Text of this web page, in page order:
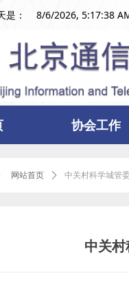
8/6/2026, 5:17:39
是：
协会工作
网站首页 ꄲ 中关村科学城管
中关